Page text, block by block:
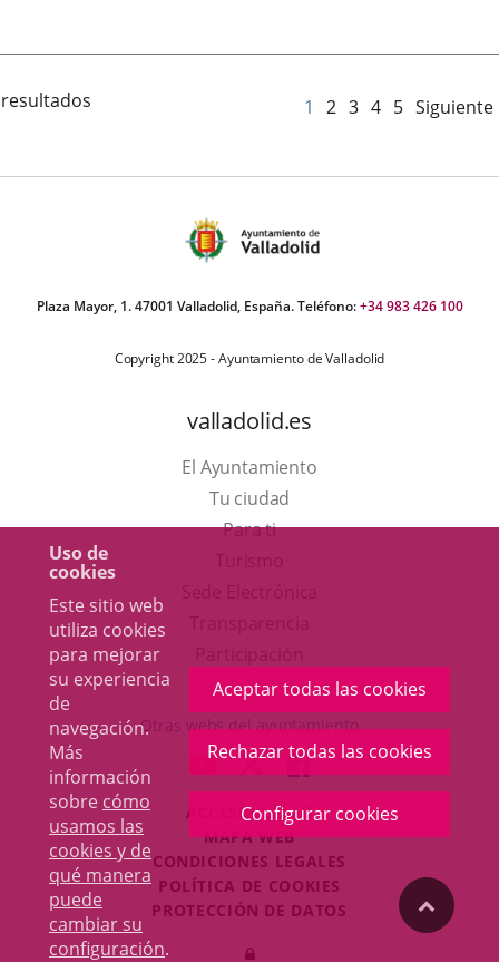
Uso de
cookies
Este sitio web
utiliza cookies
para mejorar
su experiencia
de
navegación.
Más
información
sobre cómo
usamos las
cookies y de
qué manera
puede
cambiar su
configuración.
Aceptar todas las cookies
Rechazar todas las cookies
Configurar cookies
noticia
1 2 3 4 5 Siguiente
Plaza Mayor, 1. 47001 Valladolid, España. Teléfono:+34 983 426 100
Copyright 2025 - Ayuntamiento de Valladolid
valladolid.es
El Ayuntamiento
Tu ciudad
Para ti
en
una
ventana
nueva.
aplicación
externa.
Otras webs del ayuntamiento
ENLACE
A
UNA
APLICACIÓN
EXTERNA.
ENLACE
A
UNA
APLICACIÓN
EXTERNA.
ENLACE
A
UNA
EXTERNA.
ACCESIBILIDAD
MAPA WEB
CONDICIONES LEGALES
POLÍTICA DE COOKIES
PROTECCIÓN DE DATOS
Iniciar
"Volver